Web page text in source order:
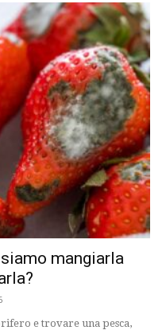
mangiarla
e trovare una pesca,